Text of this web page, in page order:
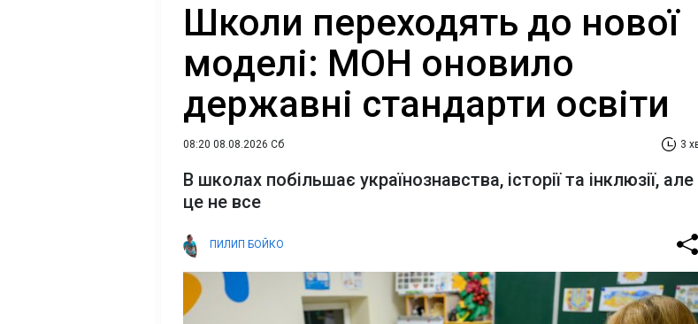
Школи переходять до нової
моделі: МОН оновило
державні стандарти освіти
08:20 08.08.2026 Сб 3
В школах побільшає українознавства, історії та інклюзії, але
це не все
ПИЛИП БОЙКО